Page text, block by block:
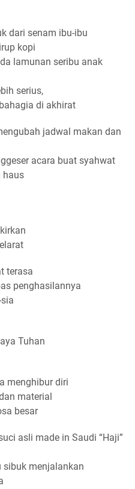
dari senam ibu-ibu
kopi
lamunan seribu anak
serius,
di akhirat
jadwal makan dan
acara buat syahwat
haus
terasa
penghasilannya
Tuhan
menghibur diri
material
besar
asli made in Saudi “Haji”
sibuk menjalankan